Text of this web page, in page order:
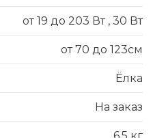
от 19 до 203 Вт, 30 Вт
от 70 до 123см
Ёлка
На заказ